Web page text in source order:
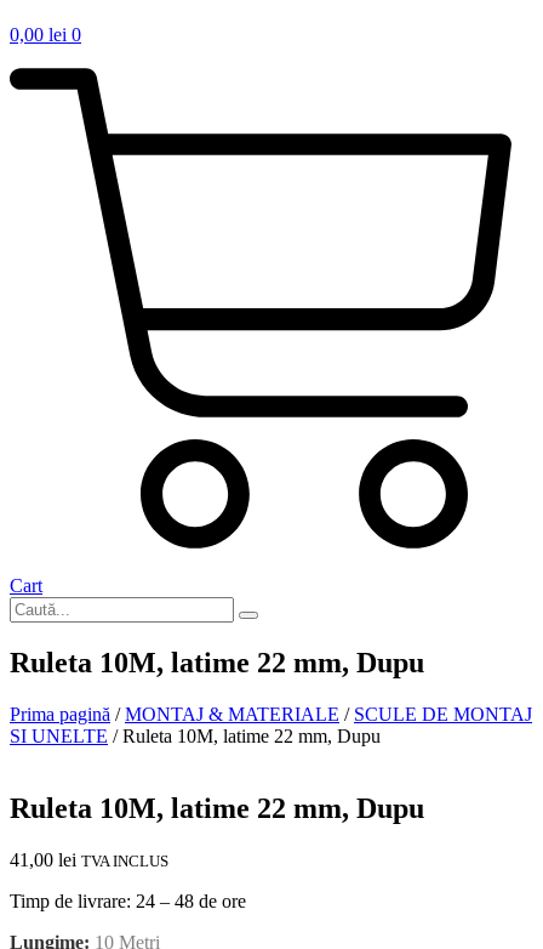
0,00 lei 0
Cart
Ruleta 10M, latime 22 mm, Dupu
Prima pagină /MONTAJ & MATERIALE / SCULE DE MONTAJ
SI UNELTE / Ruleta 10M, latime 22 mm, Dupu
In stoc
Ruleta 10M, latime 22 mm, Dupu
41,00 lei TVA INCLUS
Timp de livrare: 24 – 48 de ore
Lungime: 10 Metri